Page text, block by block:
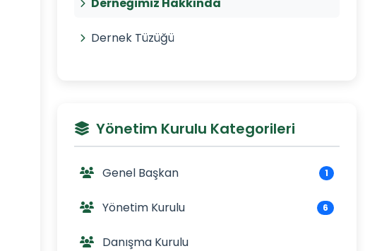
Dernek Tüzüğü
Yönetim Kurulu Kategorileri
Genel Başkan 1
Yönetim Kurulu 6
Danışma Kurulu